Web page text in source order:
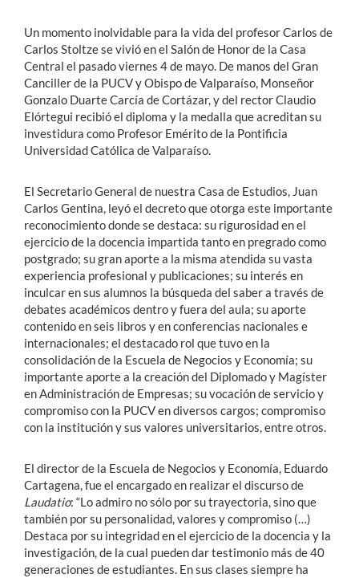
Un momento inolvidable para la vida del profesor Carlos de
Carlos Stoltze se vivió en el Salón de Honor de la Casa
Central el pasado viernes 4 de mayo. De manos del Gran
Canciller de la PUCV y Obispo de Valparaíso, Monseñor
Gonzalo Duarte Carcía de Cortázar, y del rector Claudio
Elórtegui recibió el diploma y la medalla que acreditan su
investidura como Profesor Emérito de la Pontificia
Universidad Católica de Valparaíso.
El Secretario General de nuestra Casa de Estudios, Juan
Carlos Gentina, leyó el decreto que otorga este importante
reconocimiento donde se destaca: su rigurosidad en el
ejercicio de la docencia impartida tanto en pregrado como
postgrado; su gran aporte a la misma atendida su vasta
experiencia profesional y publicaciones; su interés en
inculcar en sus alumnos la búsqueda del saber a través de
debates académicos dentro y fuera del aula; su aporte
contenido en seis libros y en conferencias nacionales e
internacionales; el destacado rol que tuvo en la
consolidación de la Escuela de Negocios y Economía; su
importante aporte a la creación del Diplomado y Magíster
en Administración de Empresas; su vocación de servicio y
compromiso con la PUCV en diversos cargos; compromiso
con la institución y sus valores universitarios, entre otros.
El director de la Escuela de Negocios y Economía, Eduardo
Cartagena, fue el encargado en realizar el discurso de
Laudatio: “Lo admiro no sólo por su trayectoria, sino que
también por su personalidad, valores y compromiso (…)
Destaca por su integridad en el ejercicio de la docencia y la
investigación, de la cual pueden dar testimonio más de 40
generaciones de estudiantes. En sus clases siempre ha